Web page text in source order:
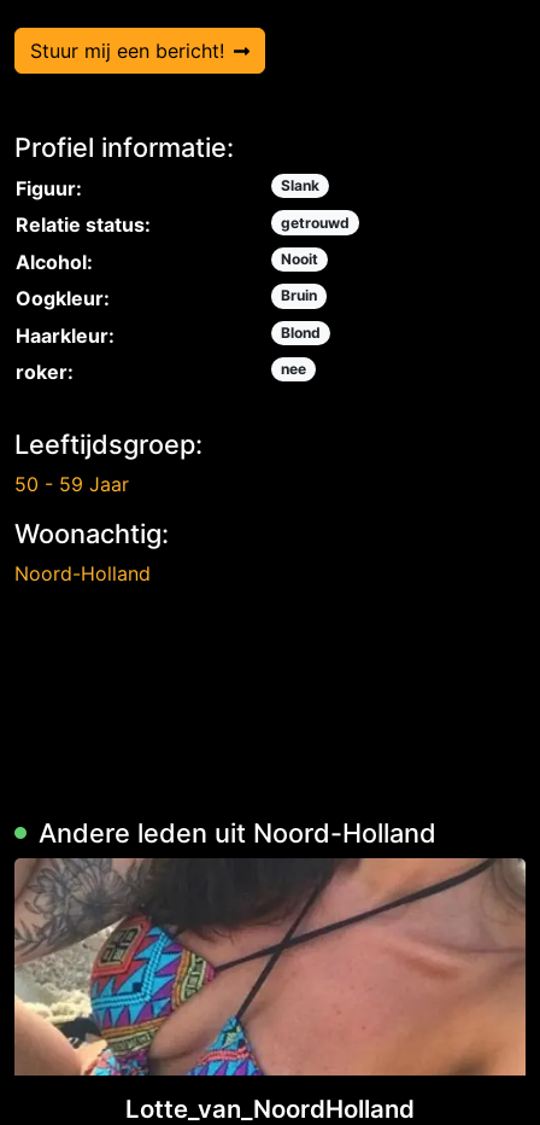
Stuur mij een bericht!
Profiel informatie:
Figuur: Slank
Relatie status: getrouwd
Alcohol: Nooit
Oogkleur: Bruin
Haarkleur: Blond
roker: nee
Leeftijdsgroep:
50 - 59 Jaar
Woonachtig:
Noord-Holland
Andere leden uit Noord-Holland
Lotte_van_NoordHolland